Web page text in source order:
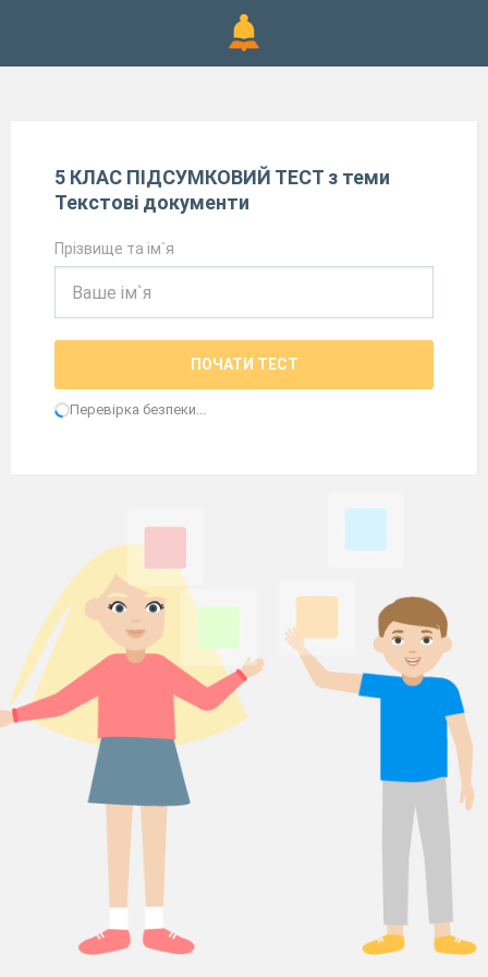
5 КЛАС ПІДСУМКОВИЙ ТЕСТ з теми
Текстові документи
Прізвище та ім`я
ПОЧАТИ ТЕСТ
Перевірка безпеки...